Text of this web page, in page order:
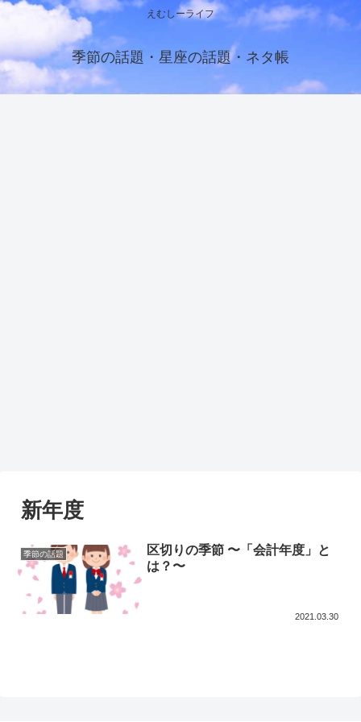
えむしーライフ
季節の話題・星座の話題・ネタ帳
新年度
季節の話題
区切りの季節 〜「会計年度」と
は？〜
2021.03.30